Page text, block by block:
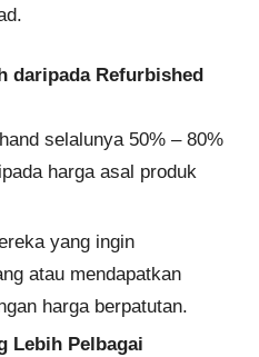
daripada Refurbished
selalunya 50% – 80%
harga asal produk
yang ingin
atau mendapatkan
harga berpatutan.
Lebih Pelbagai